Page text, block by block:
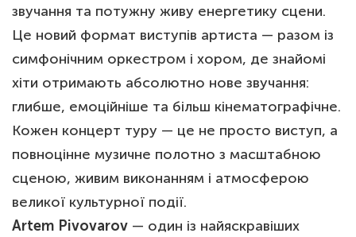
звучання та потужну живу енергетику сцени.
Це новий формат виступів артиста — разом із
симфонічним оркестром і хором, де знайомі
хіти отримають абсолютно нове звучання:
глибше, емоційніше та більш кінематографічне.
Кожен концерт туру — це не просто виступ, а
повноцінне музичне полотно з масштабною
сценою, живим виконанням і атмосферою
великої культурної події.
Artem Pivovarov — один із найяскравіших